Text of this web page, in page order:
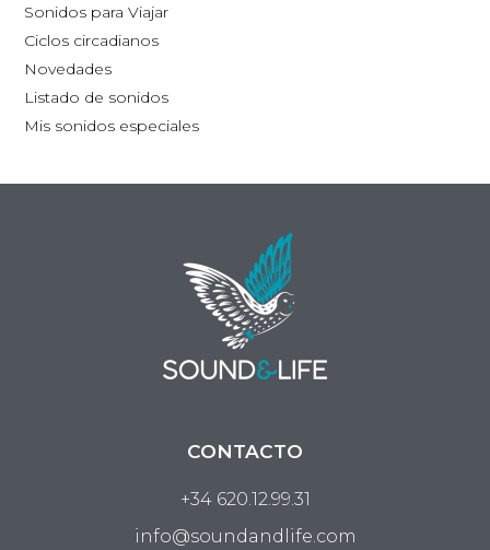
Sonidos para Viajar
Ciclos circadianos
Novedades
Listado de sonidos
Mis sonidos especiales
CONTACTO
+34 620.12.99.31
info@soundandlife.com